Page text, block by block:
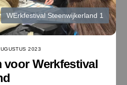
WErkfestival Steenwijkerland 1
2023
voor Werkfestival